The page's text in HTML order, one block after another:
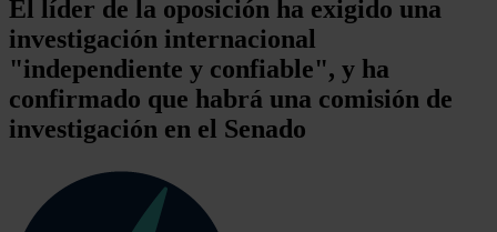
El líder de la oposición ha exigido una
investigación internacional
"independiente y confiable", y ha
confirmado que habrá una comisión de
investigación en el Senado